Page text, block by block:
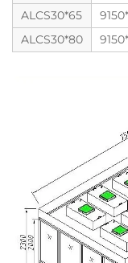
ALCS30*65
ALCS30*80